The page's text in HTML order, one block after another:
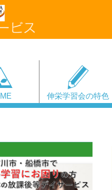
伸栄学習会の特色